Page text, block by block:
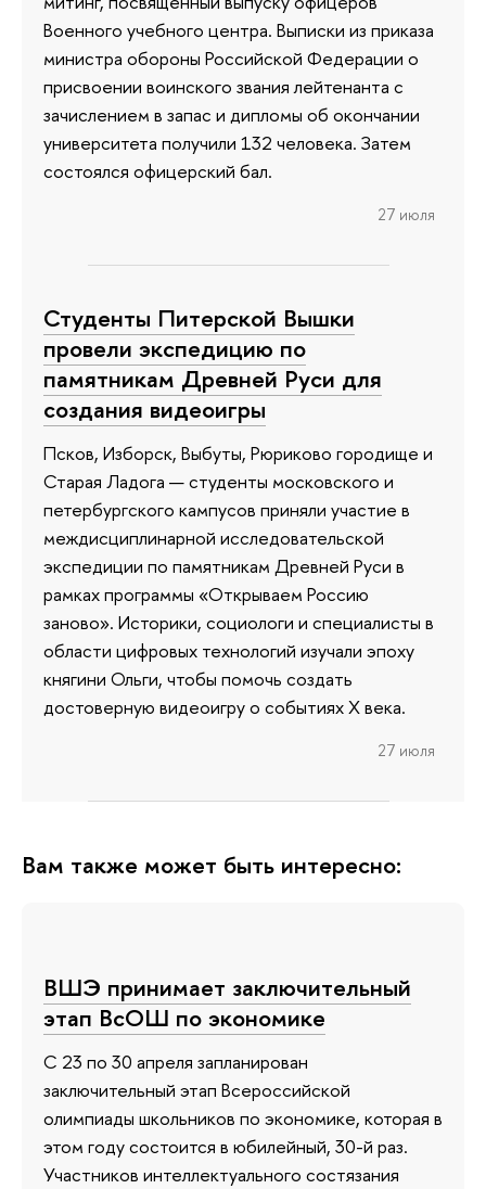
Военного учебного центра. Выписки из приказа
министра обороны Российской Федерации о
присвоении воинского звания лейтенанта с
зачислением в запас и дипломы об окончании
университета получили 132 человека. Затем
состоялся офицерский бал.
27 июля
Студенты Питерской Вышки
провели экспедицию по
памятникам Древней Руси для
создания видеоигры
Псков, Изборск, Выбуты, Рюриково городище и
Старая Ладога — студенты московского и
петербургского кампусов приняли участие в
междисциплинарной исследовательской
экспедиции по памятникам Древней Руси в
рамках программы «Открываем Россию
заново». Историки, социологи и специалисты в
области цифровых технологий изучали эпоху
княгини Ольги, чтобы помочь создать
достоверную видеоигру о событиях X века.
27 июля
Вам также может быть интересно:
ВШЭ принимает заключительный
этап ВсОШ по экономике
С 23 по 30 апреля запланирован
заключительный этап Всероссийской
олимпиады школьников по экономике, которая в
этом году состоится в юбилейный, 30-й раз.
Участников интеллектуального состязания